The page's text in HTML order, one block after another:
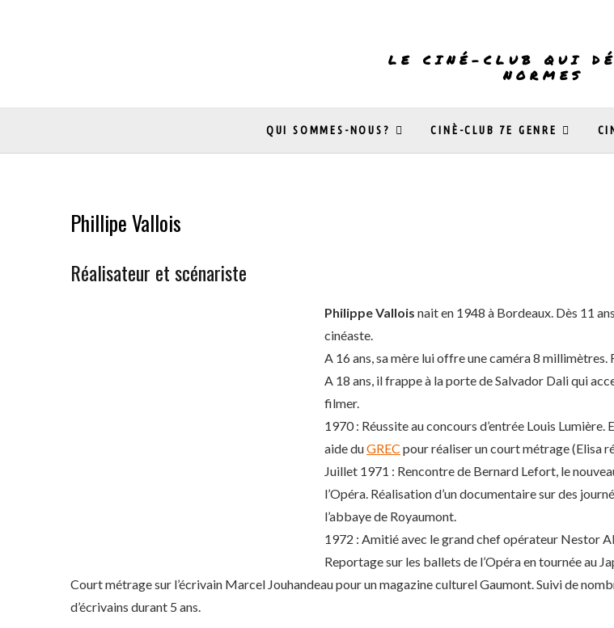
LE CINÉ-CLUB QUI
NORMES
QUI SOMMES-NOUS? CINÈ-CLUB 7E GENRE
Phillipe Vallois
Réalisateur et scénariste
Philippe Vallois nait en 1948 à Bordeaux. Dès 11
cinéaste.
A 16 ans, sa mère lui offre une caméra 8 millimètres.
A 18 ans, il frappe à la porte de Salvador Dali qui
filmer.
1970 : Réussite au concours d’entrée Louis Lumière.
aide duGREC pour réaliser un court métrage (Elisa
Juillet 1971 : Rencontre de Bernard Lefort, le
l’Opéra. Réalisation d’un documentaire sur des
l’abbaye de Royaumont.
1972 : Amitié avec le grand chef opérateur Nestor
Reportage sur les ballets de l’Opéra en tournée au
Court métrage sur l’écrivain Marcel Jouhandeau pour un magazine culturel Gaumont. Suivi de
d’écrivains durant 5 ans.